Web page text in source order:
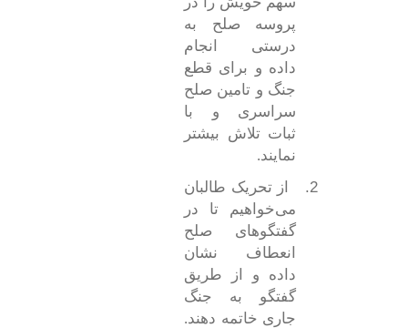
پروسه صلح به
درستی انجام
داده و برای قطع
جنگ و تامین صلح
سراسری و با
ثبات تلاش بیشتر
نمایند.
2.
از تحریک طالبان
می‌خواهیم تا در
گفتگو‌های صلح
انعطاف نشان
داده و از طریق
گفتگو‌ به جنگ
جاری خاتمه دهند.